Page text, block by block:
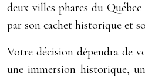
deux villes phares du
par son cachet historique et
Votre décision dépendra de
une immersion historique,